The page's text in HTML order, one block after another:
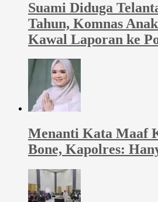
Suami Diduga
Tahun, Komnas
Kawal Laporan ke
Menanti Kata Maaf
Bone, Kapolres: